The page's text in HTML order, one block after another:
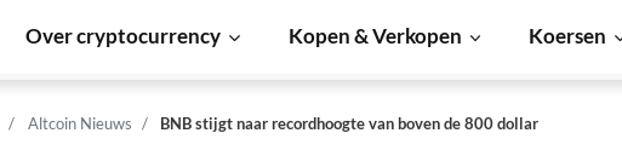
Over cryptocurrency Kopen & Verkopen Koersen
Altcoin Nieuws BNB stijgt naar recordhoogte van boven de 800 dollar